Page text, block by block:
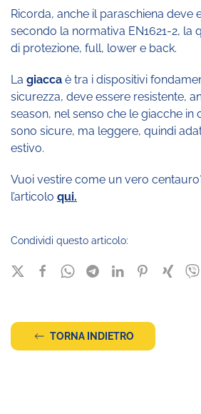
Ricorda, anche il paraschiena deve
secondo la normativa EN1621-2, la
di protezione, full, lower e back.
La giacca è tra i dispositivi
sicurezza, deve essere resistente,
season, nel senso che le giacche
sono sicure, ma leggere, quindi
estivo.
Vuoi vestire come un vero
l’articolo qui.
Condividi questo articolo:
TORNA INDIETRO